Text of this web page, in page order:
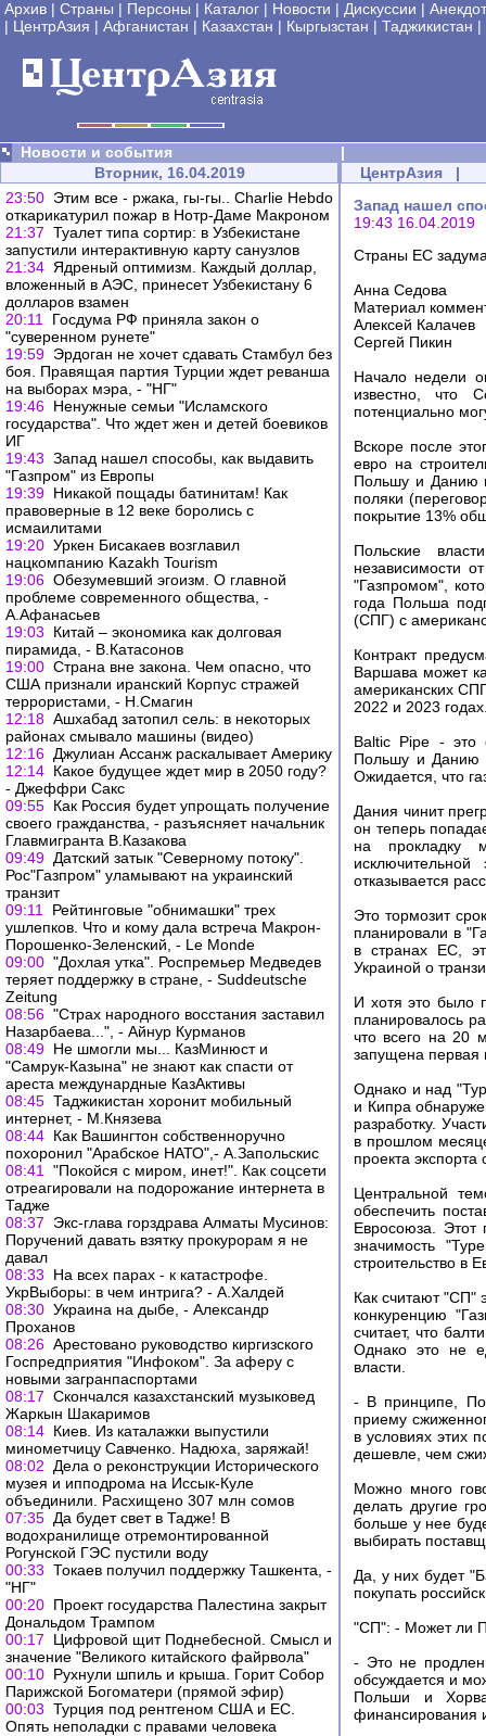
Архив | Страны | Персоны | Каталог | Новости | Дискуссии |
| ЦентрАзия | Афганистан | Казахстан | Кыргызстан | Таджикистан |
Новости и события
|
Вторник, 16.04.2019
23:50 Этим все - ржака, гы-гы.. Charlie Hebdo
откарикатурил пожар в Нотр-Даме Макроном
21:37 Туалет типа сортир: в Узбекистане
запустили интерактивную карту санузлов
21:34 Ядреный оптимизм. Каждый доллар,
вложенный в АЭС, принесет Узбекистану 6
долларов взамен
20:11
Госдума РФ приняла закон о
"суверенном рунете"
19:59 Эрдоган не хочет сдавать Стамбул без
боя. Правящая партия Турции ждет реванша
на выборах мэра, - "НГ"
19:46 Ненужные семьи "Исламского
государства". Что ждет жен и детей боевиков
ИГ
19:43 Запад нашел способы, как выдавить
"Газпром" из Европы
19:39 Никакой пощады батинитам! Как
правоверные в 12 веке боролись с
исмаилитами
19:20 Уркен Бисакаев возглавил
нацкомпанию Kazakh Tourism
19:06 Обезумевший эгоизм. О главной
проблеме современного общества, -
А.Афанасьев
19:03
Китай – экономика как долговая
пирамида, - В.Катасонов
19:00 Страна вне закона. Чем опасно, что
США признали иранский Корпус стражей
террористами, - Н.Смагин
12:18 Ашхабад затопил сель: в некоторых
районах смывало машины (видео)
12:16 Джулиан Ассанж раскалывает Америку
12:14 Какое будущее ждет мир в 2050 году?
- Джеффри Сакс
09:55 Как Россия будет упрощать получение
своего гражданства, - разъясняет начальник
Главмигранта В.Казакова
09:49 Датский затык "Северному потоку".
Рос"Газпром" уламывают на украинский
транзит
09:11
Рейтинговые "обнимашки" трех
ушлепков. Что и кому дала встреча Макрон-
Порошенко-Зеленский, - Le Monde
09:00 "Дохлая утка". Роспремьер Медведев
теряет поддержку в стране, - Suddeutsche
Zeitung
08:56 "Страх народного восстания заставил
Назарбаева...", - Айнур Курманов
08:49 Не шмогли мы... КазМинюст и
"Самрук-Казына" не знают как спасти от
ареста междунардные КазАктивы
08:45 Таджикистан хоронит мобильный
интернет, - М.Князева
08:44 Как Вашингтон собственноручно
похоронил "Арабское НАТО",- А.Запольскис
08:41
"Покойся с миром, инет!". Как соцсети
отреагировали на подорожание интернета в
Тадже
08:37
Экс-глава горздрава Алматы Мусинов:
Поручений давать взятку прокурорам я не
давал
08:33
На всех парах - к катастрофе.
УкрВыборы: в чем интрига? - А.Халдей
08:30 Украина на дыбе, - Александр
Проханов
08:26 Арестовано руководство киргизского
Госпредприятия "Инфоком". За аферу с
новыми загранпаспортами
08:17 Скончался казахстанский музыковед
Жаркын Шакаримов
08:14 Киев. Из каталажки выпустили
минометчицу Савченко. Надюха, заряжай!
08:02
Дела о реконструкции Исторического
музея и ипподрома на Иссык-Куле
объединили. Расхищено 307 млн сомов
07:35 Да будет свет в Тадже! В
водохранилище отремонтированной
Рогунской ГЭС пустили воду
00:33 Токаев получил поддержку Ташкента, -
"НГ"
00:20 Проект государства Палестина закрыт
Дональдом Трампом
00:17
Цифровой щит Поднебесной. Смысл и
значение "Великого китайского файрвола"
00:10 Рухнули шпиль и крыша. Горит Собор
Парижской Богоматери (прямой эфир)
00:03 Турция под рентгеном США и ЕС.
Опять неполадки с правами человека
ЦентрАзия |
Запад нашел
19:43 16.04.2019
Страны ЕС
Анна Седова
Материал
Алексей Калачев
Сергей Пикин
Начало недели
известно, что
потенциально
Вскоре после
евро на
Польшу и Данию и
поляки
покрытие 13%
Польские
независимости
"Газпромом",
года Польша
(СПГ) c
Контракт
Варшава может
американских
2022 и 2023
Baltic Pipe - это
Польшу и Данию
Ожидается, что
Дания чинит
он теперь
на прокладку
отказывается
Это тормозит
планировали в
в странах ЕС,
Украиной о
И хотя это было
планировалось
что всего на 20
запущена первая
Однако и над
и Кипра
разработку.
в прошлом
проекта
Центральной
обеспечить
Евросоюза. Этот
значимость
строительство в
Как считают "СП"
конкуренцию
считает, что
Однако это не
власти.
- В принципе,
приему
в условиях этих
дешевле, чем
Можно много
делать другие
больше у нее
выбирать
Да, у них будет
покупать
"СП": - Может ли
- Это не
обсуждается и
Польши и
финансирования